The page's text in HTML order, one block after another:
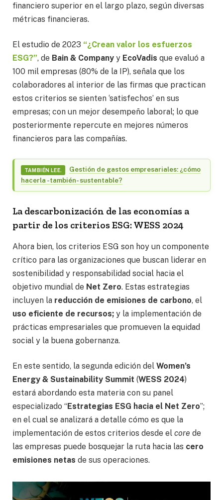
financiero superior en el largo plazo, según diversas
métricas financieras.
El estudio de 2023 “¿Crean valor los esfuerzos
ESG?”, de Bain & Company y EcoVadis que evaluó a
100 mil empresas (80% de la IP), señala que los
colaboradores al interior de las firmas que practican
estos criterios se sienten ‘satisfechos’ en sus
empresas; con un mejor desempeño laboral; lo que
posteriormente repercute en mejores números
financieros para las compañías.
TAMBIÉN LEE.
Gestión de gastos empresariales: ¿cómo
hacerla -también- sustentable?
La descarbonización de las economías a
partir de los criterios ESG: WESS 2024
Ahora bien, los criterios ESG son hoy un componente
crítico para las organizaciones que buscan liderar en
sostenibilidad y responsabilidad social hacia el
objetivo mundial de Net Zero. Estas estrategias
incluyen la reducción de emisiones de carbono, el
uso eficiente de recursos; y la implementación de
prácticas empresariales que promueven la equidad
social y la buena gobernanza.
En este sentido, la segunda edición del Women’s
Energy & Sustainability Summit (WESS 2024)
estará abordando esta materia con su panel
especializado “Estrategias ESG hacia el Net Zero”;
en el cual se analizará a detalle cómo es que la
implementación de estos criterios desde el core de
las empresas puede bosquejar la ruta hacia las cero
emisiones netas de sus operaciones.